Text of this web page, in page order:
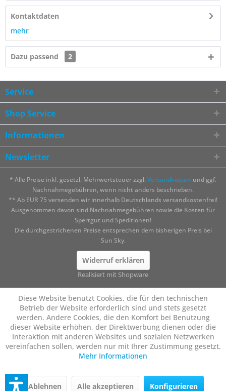
Kontaktdaten
mehr
Dazu passend 2
Service
Shop Service
Informationen
Newsletter
* Alle Preise inkl. gesetzl. Mehrwertsteuer zzgl. Versandkosten und ggf.
Nachnahmegebühren, wenn nicht anders beschrieben.
** Ab EUR 75 versenden wir innerhalb Deutschlands versandkostenfrei!
Ausgenommen davon sind Nachnahmegebühren sowie die Kosten für
Sperrgut und Speditionen!
Die durchgestrichenen Preise entsprechen dem bisherigen Preis bei
Sun Sky.
Widerruf erklären
Realisiert mit Shopware
Diese Website benutzt Cookies, die für den technischen
Betrieb der Website erforderlich sind und stets gesetzt
werden. Andere Cookies, die den Komfort bei Benutzung
dieser Website erhöhen, der Direktwerbung dienen oder die
Interaktion mit anderen Websites und sozialen Netzwerken
vereinfachen sollen, werden nur mit Ihrer Zustimmung gesetzt.
Mehr Informationen
Ablehnen Alle akzeptieren Konfigurieren